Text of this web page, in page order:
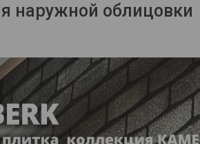
наружной облицовки